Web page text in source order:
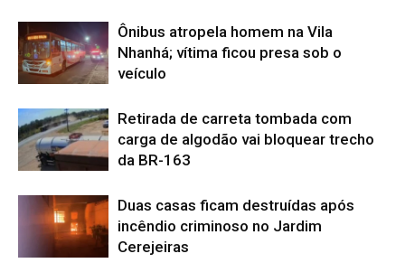
Ônibus atropela homem na Vila
Nhanhá; vítima ficou presa sob o
veículo
Retirada de carreta tombada com
carga de algodão vai bloquear trecho
da BR-163
Duas casas ficam destruídas após
incêndio criminoso no Jardim
Cerejeiras